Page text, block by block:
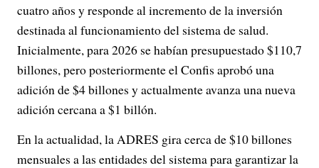
cuatro años y responde al incremento de la inversión
destinada al funcionamiento del sistema de salud.
Inicialmente, para 2026 se habían presupuestado $110,7
billones, pero posteriormente el Confis aprobó una
adición de $4 billones y actualmente avanza una nueva
adición cercana a $1 billón.
En la actualidad, la ADRES gira cerca de $10 billones
mensuales a las entidades del sistema para garantizar la